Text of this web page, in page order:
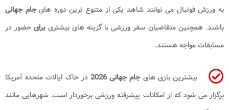
به ورزش فوتبال می توانند شاهد یکی از متنوع ترین دوره هایجام جهانی
باشند. همچنین متقاضیان سفر ورزشی با گزینه های بیشتریبرای حضور در
مسابقات مواجه هستند.
بیشترین بازی هایجام جهانی 2026
در خاک ایالات متحده آمریکا
برگزار می شود که از امکانات پیشرفته ورزشی برخوردار است. شهرهایی مانند